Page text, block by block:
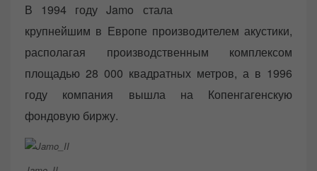
В 1994 году Jamo стала
крупнейшим в Европе производителем акустики,
располагая производственным комплексом
площадью 28 000 квадратных метров, а в 1996
году компания вышла на Копенгагенскую
фондовую биржу.